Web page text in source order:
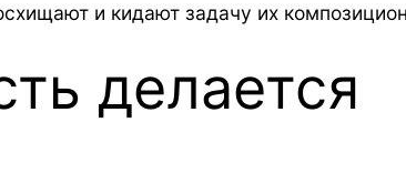
и кидают задачу их
делается